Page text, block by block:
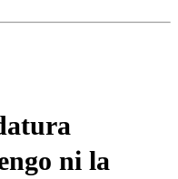
ni la